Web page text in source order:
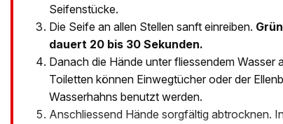
Seifenstücke.
Die Seife an allen Stellen sanft einreiben.
dauert 20 bis 30 Sekunden.
Danach die Hände unter fliessendem Wasser
Toiletten können Einwegtücher oder der
Wasserhahns benutzt werden.
Anschliessend Hände sorgfältig abtrocknen.